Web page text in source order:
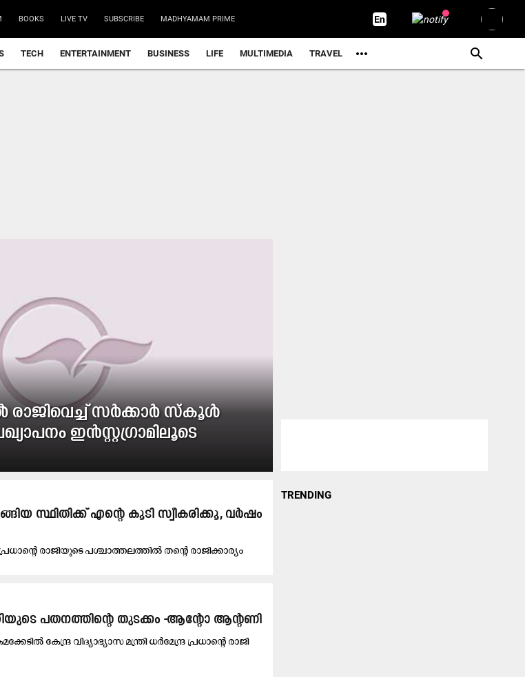
BOOKS LIVE TV SUBSCRIBE MADHYAMAM PRIME
TECH ENTERTAINMENT BUSINESS LIFE MULTIMEDIA TRAVEL
രാജിവെച്ച് സർക്കാർ സ്കൂൾ
ഇൻസ്റ്റഗ്രാമിലൂടെ
സ്ഥിതിക്ക് എന്റെ കൂടി സ്വീകരിക്കൂ, വർഷം
രാജിയുടെ പശ്ചാത്തലത്തിൽ തന്റെ രാജിക്കാര്യം
പതനത്തിന്റെ തുടക്കം -ആന്റോ ആന്റണി
കേന്ദ്ര വിദ്യാഭ്യാസ മന്ത്രി ധർമേന്ദ്ര പ്രധാന്റെ രാജി
TRENDING